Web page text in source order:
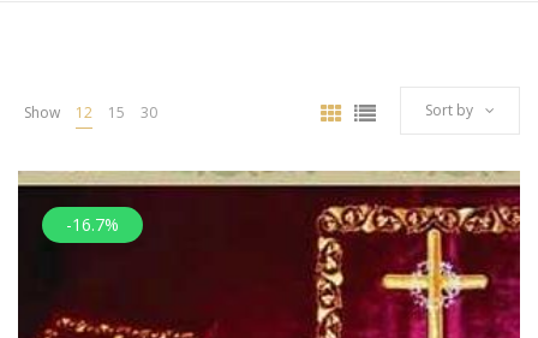
Show 12 15 30 Sort by
-16.7%